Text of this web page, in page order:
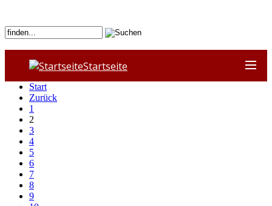
Startseite
Start
Zurück
1
2
3
4
5
6
7
8
9